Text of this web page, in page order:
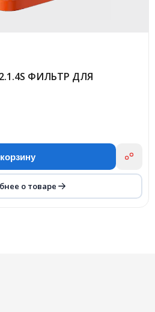
2.1.4S ФИЛЬТР ДЛЯ
о товаре